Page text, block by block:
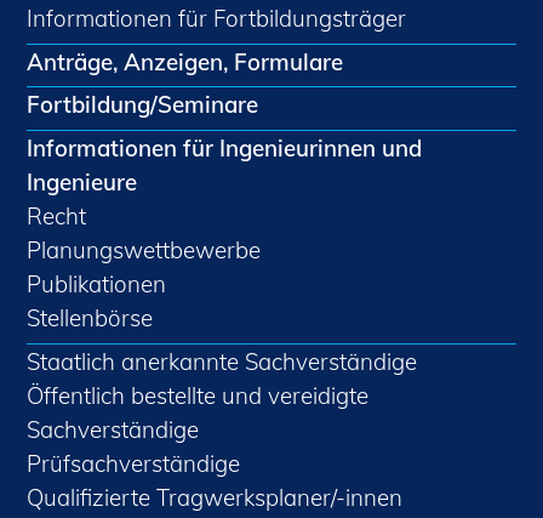
Informationen für Fortbildungsträger
Anträge, Anzeigen, Formulare
Fortbildung/Seminare
Informationen für Ingenieurinnen und
Ingenieure
Recht
Planungswettbewerbe
Publikationen
Stellenbörse
Staatlich anerkannte Sachverständige
Öffentlich bestellte und vereidigte
Sachverständige
Prüfsachverständige
Qualifizierte Tragwerksplaner/-innen